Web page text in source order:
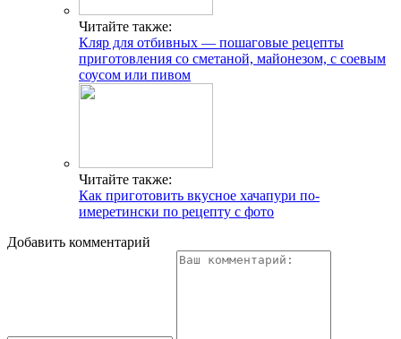
Читайте также:
Кляр для отбивных — пошаговые рецепты
приготовления со сметаной, майонезом, с соевым
соусом или пивом
Читайте также:
Как приготовить вкусное хачапури по-
имеретински по рецепту с фото
Добавить комментарий